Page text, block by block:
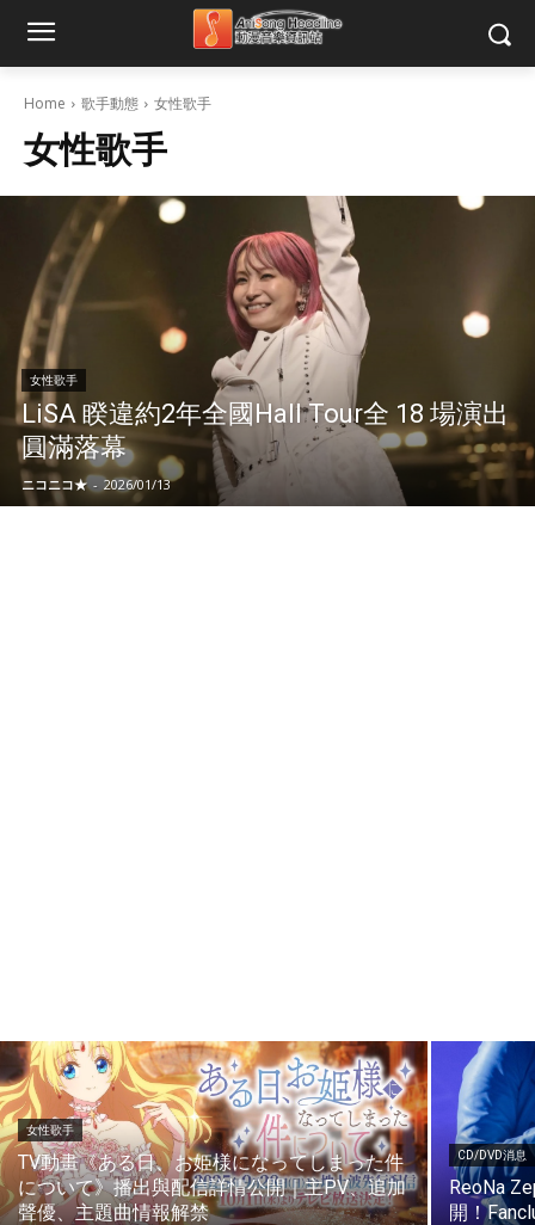
Home 歌手動態 女性歌手
女性歌手
女性歌手
LiSA 睽違約2年全國Hall Tour全 18 場演出
圓滿落幕
ニコニコ★ - 2026/01/13
女性歌手
TV動畫《ある日、お姫様になってしまった件
について》播出與配信詳情公開｜主PV、追加
聲優、主題曲情報解禁
CD/DVD消息
ReoNa
開！